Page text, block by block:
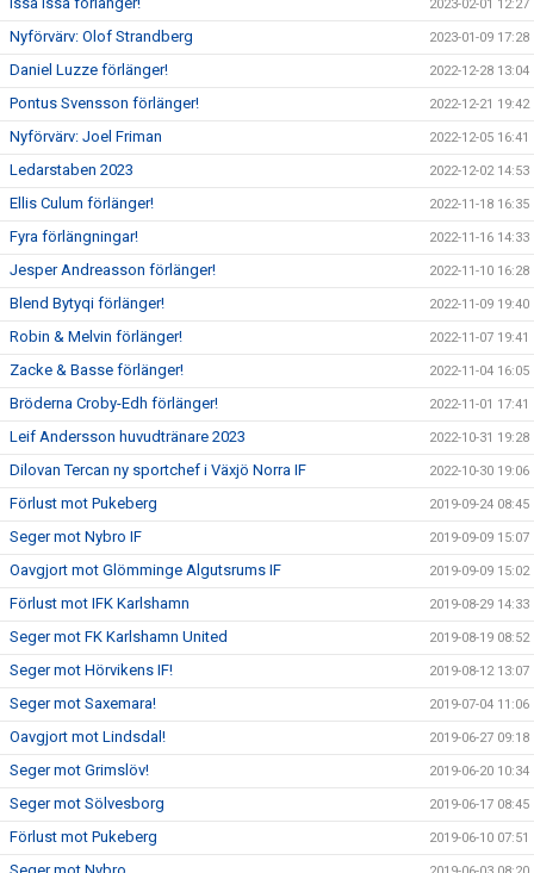
2023-02-01 12:27
Nyförvärv: Olof Strandberg 2023-01-09 17:28
Daniel Luzze förlänger! 2022-12-28 13:04
Pontus Svensson förlänger! 2022-12-21 19:42
Nyförvärv: Joel Friman 2022-12-05 16:41
Ledarstaben 2023 2022-12-02 14:53
Ellis Culum förlänger! 2022-11-18 16:35
Fyra förlängningar! 2022-11-16 14:33
Jesper Andreasson förlänger! 2022-11-10 16:28
Blend Bytyqi förlänger! 2022-11-09 19:40
Robin & Melvin förlänger! 2022-11-07 19:41
Zacke & Basse förlänger! 2022-11-04 16:05
Bröderna Croby-Edh förlänger! 2022-11-01 17:41
Leif Andersson huvudtränare 2023 2022-10-31 19:28
Dilovan Tercan ny sportchef i Växjö Norra IF 2022-10-30 19:06
Förlust mot Pukeberg 2019-09-24 08:45
Seger mot Nybro IF 2019-09-09 15:07
Oavgjort mot Glömminge Algutsrums IF 2019-09-09 15:02
Förlust mot IFK Karlshamn 2019-08-29 14:33
Seger mot FK Karlshamn United 2019-08-19 08:52
Seger mot Hörvikens IF! 2019-08-12 13:07
Seger mot Saxemara! 2019-07-04 11:06
Oavgjort mot Lindsdal! 2019-06-27 09:18
Seger mot Grimslöv! 2019-06-20 10:34
Seger mot Sölvesborg 2019-06-17 08:45
Förlust mot Pukeberg 2019-06-10 07:51